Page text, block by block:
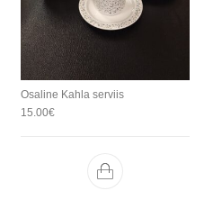
Osaline Kahla serviis
15.00€